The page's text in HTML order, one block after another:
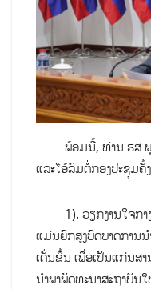
ພ້ອມນີ້, ທ່ານ ຮສ ພູວົ
ແລະໂອ້ລົມຕໍ່ກອງປະຊຸມຄັ້
1). ວຽກງານໃຈກາງ
ແມ່ນຍົກສູງບົດບາດການນ
ເດັ່ນຂຶ້ນ ເພື່ອເປັນແກ່ນສ
ນຳພາພັດທະນາສະຖາບັນ